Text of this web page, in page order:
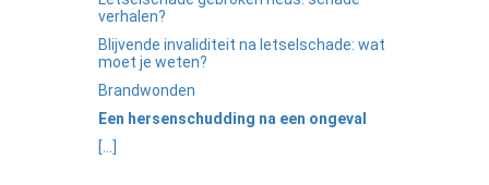
verhalen?
Blijvende invaliditeit na letselschade: wat
moet je weten?
Brandwonden
Een hersenschudding na een ongeval
[...]